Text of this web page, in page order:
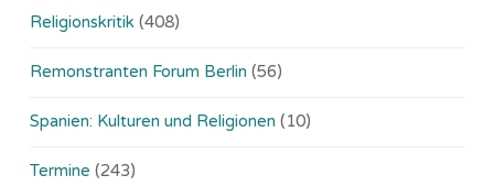
Religionskritik (408)
Remonstranten Forum Berlin (56)
Spanien: Kulturen und Religionen (10)
Termine (243)